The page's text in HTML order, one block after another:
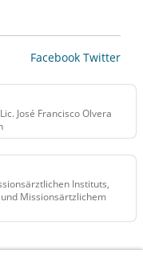
Facebook Twitter
José Francisco Olvera
Instituts,
Missionsärtzlichem